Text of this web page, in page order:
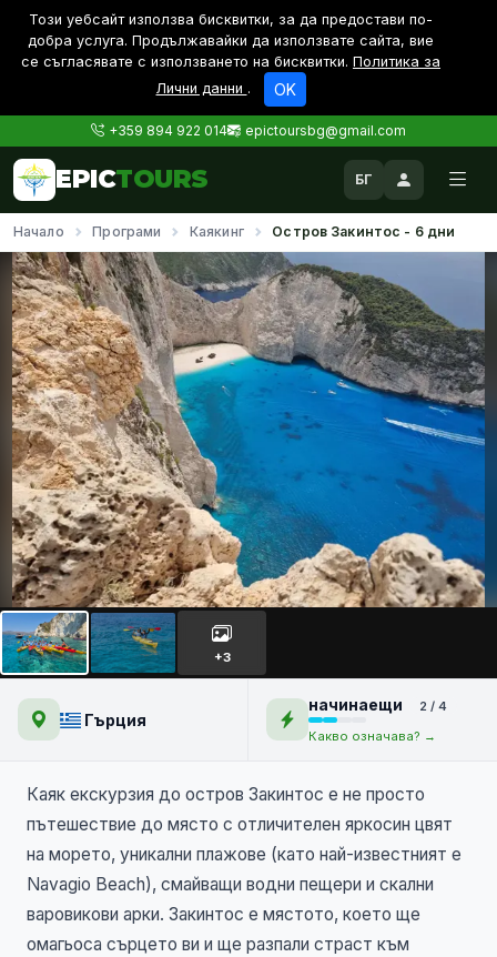
Този уебсайт използва бисквитки, за да предостави по-
дoбра услуга. Продължавайки да използвате сайта, вие
се съгласявате с използването на бисквитки. Политика за
Лични данни . OK
+359 894 922 014 epictoursbg@gmail.com
EPICTOURS БГ
Начало Програми Каякинг Остров Закинтос - 6 дни
Остров Закинтос - 6 дни
+3
Гърция
начинаещи
2 / 4
Какво означава? →
Каяк екскурзия до остров Закинтос е не просто
пътешествие до място с отличителен яркосин цвят
на морето, уникални плажове (като най-известният е
Navagio Beach), смайващи водни пещери и скални
варовикови арки. Закинтос е мястото, което ще
омагьоса сърцето ви и ще разпали страст към